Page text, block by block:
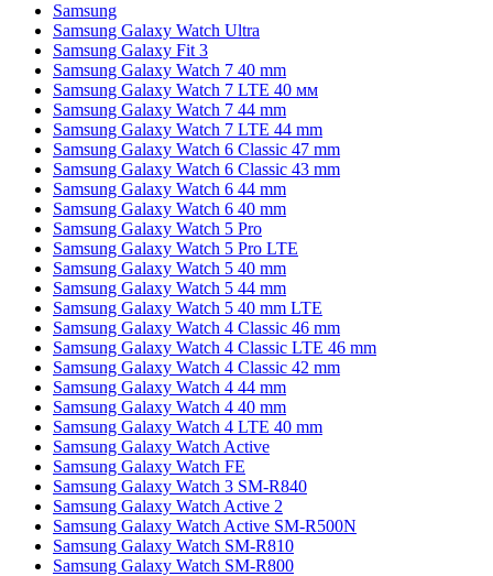
Samsung
Samsung Galaxy Watch Ultra
Samsung Galaxy Fit 3
Samsung Galaxy Watch 7 40 mm
Samsung Galaxy Watch 7 LTE 40 мм
Samsung Galaxy Watch 7 44 mm
Samsung Galaxy Watch 7 LTE 44 mm
Samsung Galaxy Watch 6 Classic 47 mm
Samsung Galaxy Watch 6 Classic 43 mm
Samsung Galaxy Watch 6 44 mm
Samsung Galaxy Watch 6 40 mm
Samsung Galaxy Watch 5 Pro
Samsung Galaxy Watch 5 Pro LTE
Samsung Galaxy Watch 5 40 mm
Samsung Galaxy Watch 5 44 mm
Samsung Galaxy Watch 5 40 mm LTE
Samsung Galaxy Watch 4 Classic 46 mm
Samsung Galaxy Watch 4 Classic LTE 46 mm
Samsung Galaxy Watch 4 Classic 42 mm
Samsung Galaxy Watch 4 44 mm
Samsung Galaxy Watch 4 40 mm
Samsung Galaxy Watch 4 LTE 40 mm
Samsung Galaxy Watch Active
Samsung Galaxy Watch FE
Samsung Galaxy Watch 3 SM-R840
Samsung Galaxy Watch Active 2
Samsung Galaxy Watch Active SM-R500N
Samsung Galaxy Watch SM-R810
Samsung Galaxy Watch SM-R800